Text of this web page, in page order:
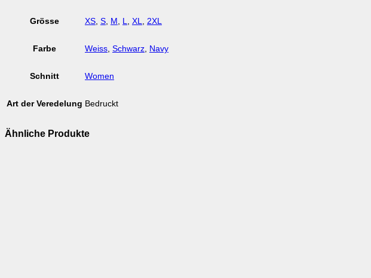
Grösse XS, S, M , L, XL, 2XL
Farbe Weiss, Schwarz, Navy
Schnitt Women
Art der Veredelung Bedruckt
Ähnliche Produkte